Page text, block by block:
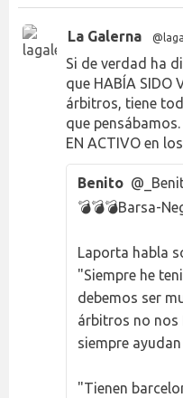
La Galerna
Si de verdad ha
que HABÍA SIDO
árbitros, tiene
que
EN ACTIVO en
Benito
💣💣💣Barsa-
Laporta habla
"Siempre he
debemos ser
árbitros no nos
siempre
"Tienen